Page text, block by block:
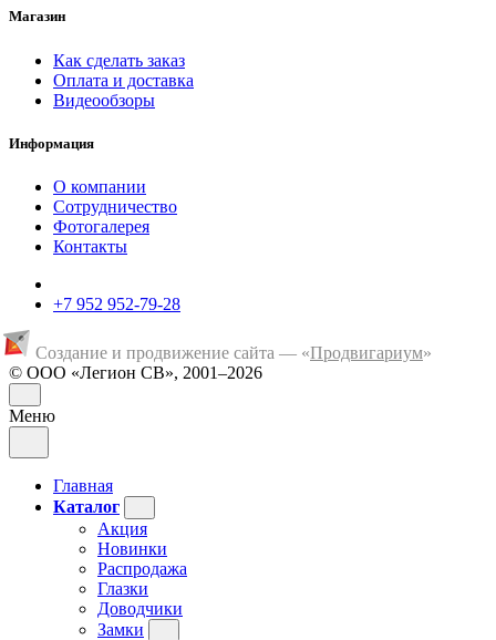
Магазин
Как сделать заказ
Оплата и доставка
Видеообзоры
Информация
О компании
Сотрудничество
Фотогалерея
Контакты
+7 952 952-79-28
Создание и продвижение сайта — «Продвигариум»
© ООО «Легион СВ», 2001–2026
Меню
Главная
Каталог
Акция
Новинки
Распродажа
Глазки
Доводчики
Замки